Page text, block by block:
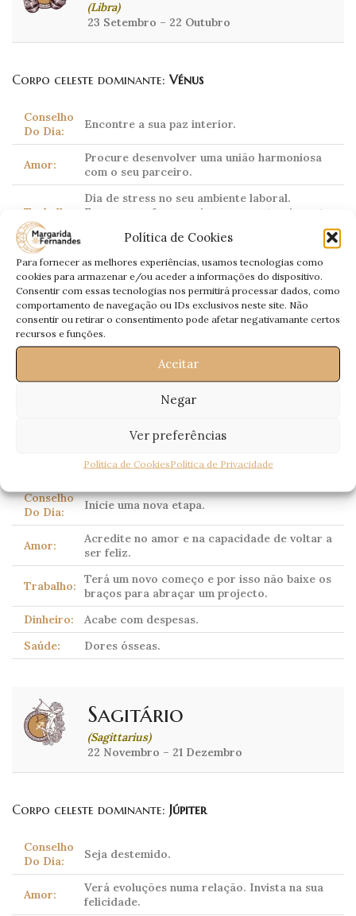
Política de Cookies
Para fornecer as melhores experiências, usamos tecnologias como
cookies para armazenar e/ou aceder a informações do dispositivo.
Consentir com essas tecnologias nos permitirá processar dados, como
comportamento de navegação ou IDs exclusivos neste site. Não
consentir ou retirar o consentimento pode afetar negativamante certos
recursos e funções.
Aceitar
Negar
Ver preferências
Política de CookiesPolítica de Privacidade
(Libra)
23 Setembro – 22 Outubro
Corpo celeste dominante: Vénus
Conselho
Do Dia:
Encontre a sua paz interior.
Amor:
Procure desenvolver uma união harmoniosa
com o seu parceiro.
Trabalho:
Dia de stress no seu ambiente laboral.
Exerça uma força maior para contrariar esta
Dinheiro:
Saúde:
Estável.
Escorpião
23 Outubro – 21 Novembro
Corpo celeste dominante:Plutão(tradicionalmente
Conselho
Do Dia:
Inicie uma nova etapa.
Amor:
Acredite no amor e na capacidade de voltar a
ser feliz.
Trabalho:
Terá um novo começo e por isso não baixe os
braços para abraçar um projecto.
Dinheiro:
Acabe com despesas.
Saúde:
Dores ósseas.
Sagitário
(Sagittarius)
22 Novembro – 21 Dezembro
Corpo celeste dominante: Júpiter
Conselho
Do Dia:
Seja destemido.
Amor:
Verá evoluções numa relação. Invista na sua
felicidade.